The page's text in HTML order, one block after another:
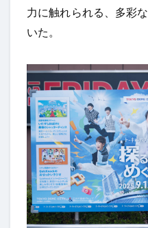
力に触れられる、多彩
いた。